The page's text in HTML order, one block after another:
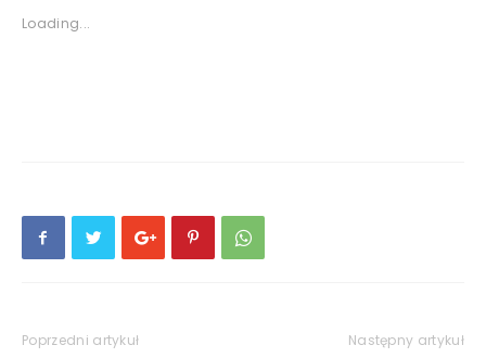
Loading...
Poprzedni artykuł Następny artykuł